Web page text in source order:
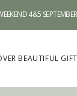
BEAUTIFUL
4&5